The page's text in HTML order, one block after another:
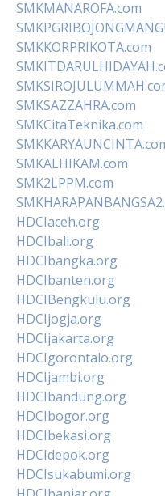
SMKMANAROFA.com
SMKKORPRIKOTA.com
SMKSAZZAHRA.com
SMKCitaTeknika.com
SMKALHIKAM.com
SMK2LPPM.com
HDCIaceh.org
HDCIbali.org
HDCIbangka.org
HDCIbanten.org
HDCIBengkulu.org
HDCIjogja.org
HDCIjakarta.org
HDCIgorontalo.org
HDCIjambi.org
HDCIbandung.org
HDCIbogor.org
HDCIbekasi.org
HDCIdepok.org
HDCIsukabumi.org